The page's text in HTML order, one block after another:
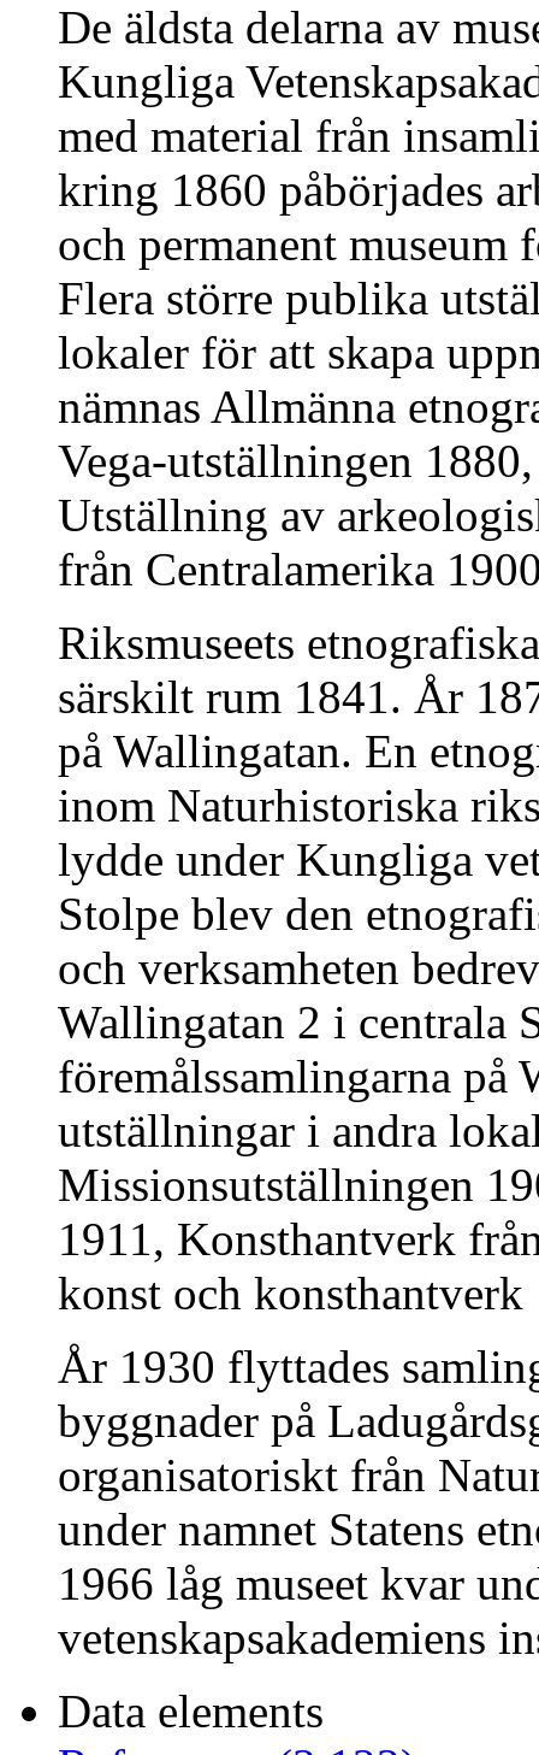
De äldsta delarna av
Kungliga
med material från
kring 1860 påbörjades
och permanent museum
Flera större publika
lokaler för att skapa
nämnas Allmänna
Vega-utställningen
Utställning av
från Centralamerika
Riksmuseets
särskilt rum 1841. År
på Wallingatan. En
inom Naturhistoriska
lydde under Kungliga
Stolpe blev den
och verksamheten
Wallingatan 2 i centrala
föremålssamlingarna på
utställningar i andra
Missionsutställningen
1911, Konsthantverk
konst och konsthantverk
År 1930 flyttades
byggnader på
organisatoriskt från
under namnet Statens
1966 låg museet kvar
vetenskapsakademiens
Data elements